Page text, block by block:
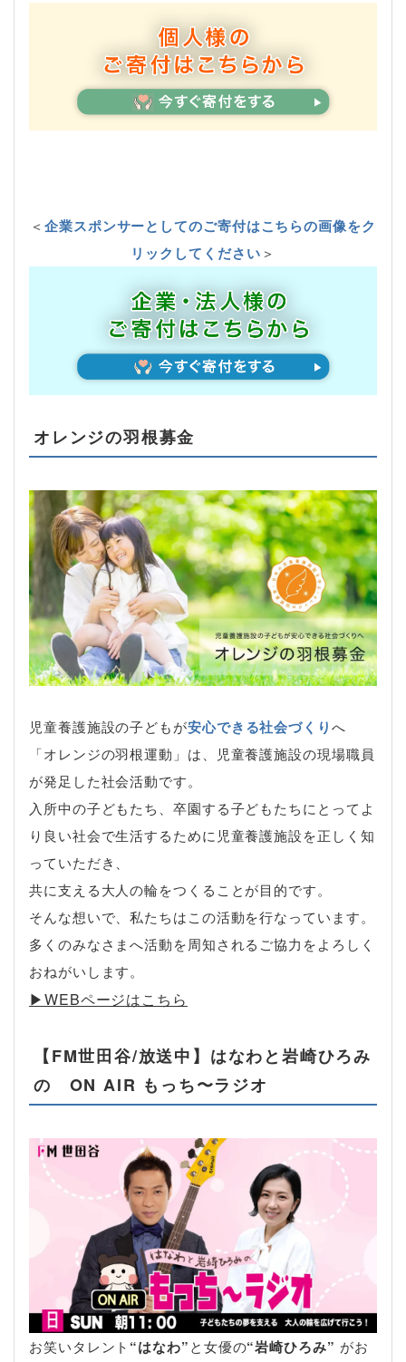
＜企業スポンサーとしてのご寄付はこちらの画像をク
リックしてください＞
オレンジの羽根募金
児童養護施設の子どもが安心できる社会づくりへ
「オレンジの羽根運動」は、児童養護施設の現場職員
が発足した社会活動です。
入所中の子どもたち、卒園する子どもたちにとってよ
り良い社会で生活するために児童養護施設を正しく知
っていただき、
共に支える大人の輪をつくることが目的です。
そんな想いで、私たちはこの活動を行なっています。
多くのみなさまへ活動を周知されるご協力をよろしく
おねがいします。
▶︎WEBページはこちら
【FM世田谷/放送中】はなわと岩崎ひろみ
の ON AIR もっち〜ラジオ
お笑いタレント “はなわ”と女優の“岩崎ひろみ” がお